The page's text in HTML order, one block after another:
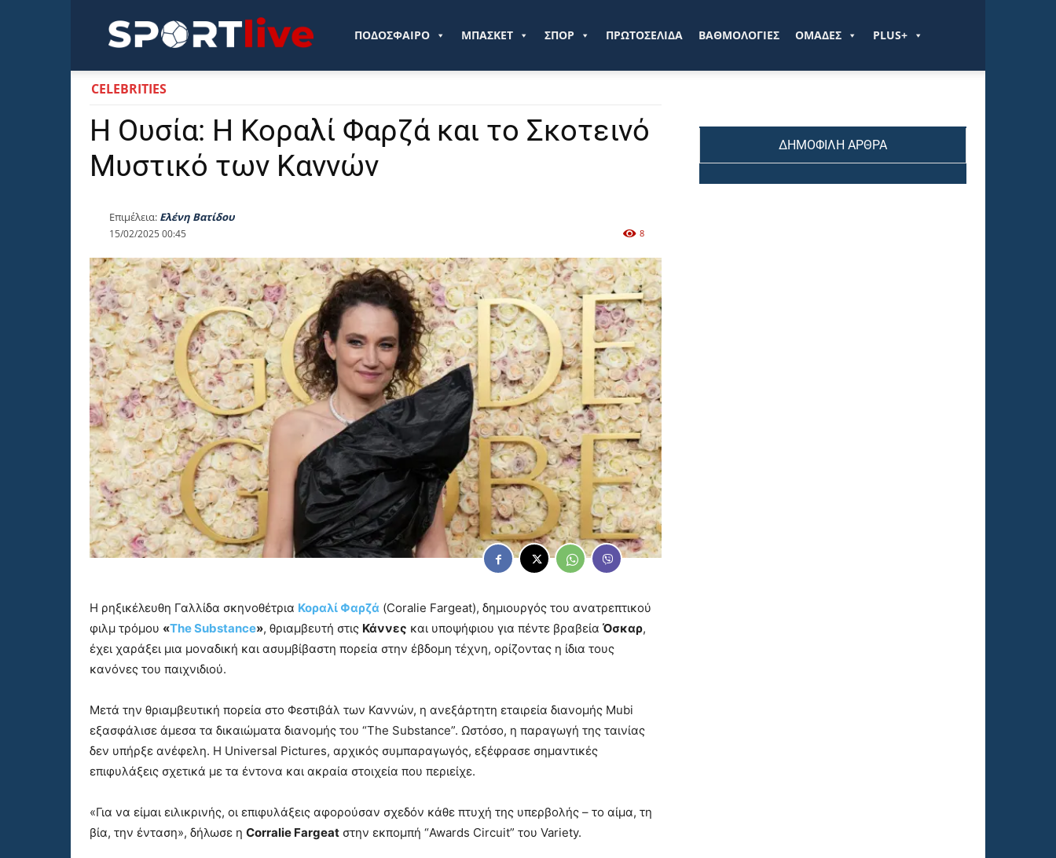
Sportlive.grΠΟΔΟΣΦΑΙΡΟ ΜΠΑΣΚΕΤ ΣΠΟΡ ΠΡΩΤΟΣΕΛΙΔΑ ΒΑΘΜΟΛΟΓΙΕΣ ΟΜΑΔΕΣ PLUS+
CELEBRITIES
Η Ουσία: Η Κοραλί Φαρζά και το Σκοτεινό
Μυστικό των Καννών
Επιμέλεια: Ελένη Βατίδου
15/02/2025 00:45 8
Η ρηξικέλευθη Γαλλίδα σκηνοθέτρια Κοραλί Φαρζά (Coralie Fargeat), δημιουργός του ανατρεπτικού
φιλμ τρόμου «The Substance», θριαμβευτή στις Κάννες και υποψήφιου για πέντε βραβεία Όσκαρ,
έχει χαράξει μια μοναδική και ασυμβίβαστη πορεία στην έβδομη τέχνη, ορίζοντας η ίδια τους
κανόνες του παιχνιδιού.
Μετά την θριαμβευτική πορεία στο Φεστιβάλ των Καννών, η ανεξάρτητη εταιρεία διανομής Mubi
εξασφάλισε άμεσα τα δικαιώματα διανομής του “The Substance”. Ωστόσο, η παραγωγή της ταινίας
δεν υπήρξε ανέφελη. Η Universal Pictures, αρχικός συμπαραγωγός, εξέφρασε σημαντικές
επιφυλάξεις σχετικά με τα έντονα και ακραία στοιχεία που περιείχε.
«Για να είμαι ειλικρινής, οι επιφυλάξεις αφορούσαν σχεδόν κάθε πτυχή της υπερβολής – το αίμα, τη
βία, την ένταση», δήλωσε η Corralie Fargeat στην εκπομπή “Awards Circuit” του Variety.
ΔΗΜΟΦΙΛΗ ΑΡΘΡΑ